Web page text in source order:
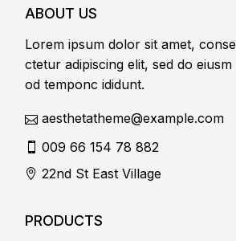
ABOUT US
Lorem ipsum dolor sit amet, conse
ctetur adipiscing elit, sed do eiusm
od temponc ididunt.
aesthetatheme@example.com
009 66 154 78 882
22nd St East Village
PRODUCTS